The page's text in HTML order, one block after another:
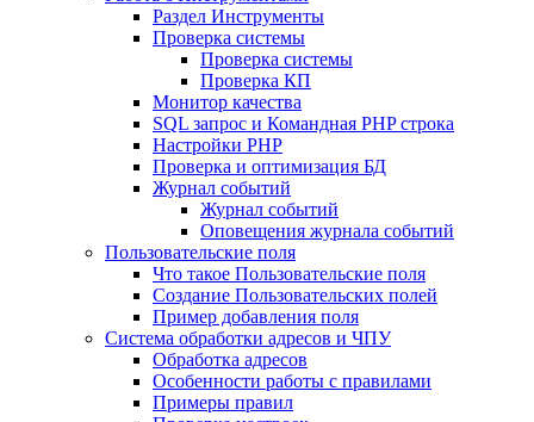
Раздел Инструменты
Проверка системы
Проверка системы
Проверка КП
Монитор качества
SQL запрос и Командная PHP строка
Настройки PHP
Проверка и оптимизация БД
Журнал событий
Журнал событий
Оповещения журнала событий
Пользовательские поля
Что такое Пользовательские поля
Создание Пользовательских полей
Пример добавления поля
Система обработки адресов и ЧПУ
Обработка адресов
Особенности работы с правилами
Примеры правил